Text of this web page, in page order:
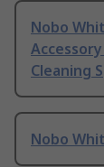
Nobo
Cleaning
Nobo